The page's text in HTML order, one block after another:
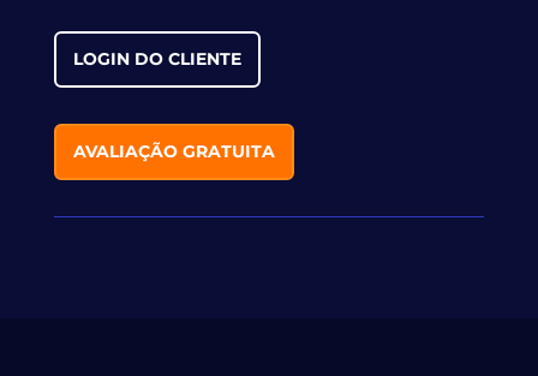
LOGIN DO CLIENTE
AVALIAÇÃO GRATUITA